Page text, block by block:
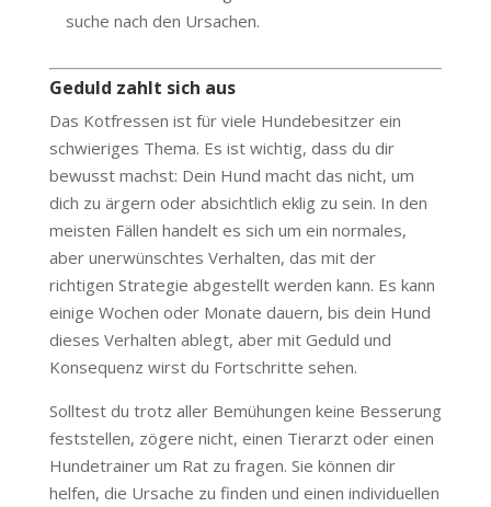
suche nach den Ursachen.
Geduld zahlt sich aus
Das Kotfressen ist für viele Hundebesitzer ein
schwieriges Thema. Es ist wichtig, dass du dir
bewusst machst: Dein Hund macht das nicht, um
dich zu ärgern oder absichtlich eklig zu sein. In den
meisten Fällen handelt es sich um ein normales,
aber unerwünschtes Verhalten, das mit der
richtigen Strategie abgestellt werden kann. Es kann
einige Wochen oder Monate dauern, bis dein Hund
dieses Verhalten ablegt, aber mit Geduld und
Konsequenz wirst du Fortschritte sehen.
Solltest du trotz aller Bemühungen keine Besserung
feststellen, zögere nicht, einen Tierarzt oder einen
Hundetrainer um Rat zu fragen. Sie können dir
helfen, die Ursache zu finden und einen individuellen